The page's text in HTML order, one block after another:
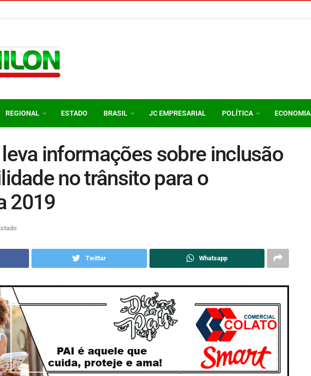
REGIONAL ESTADO BRASIL JC EMPRESARIAL POLÍTICA ECONOMIA
leva informações sobre inclusão
no trânsito para o
2019
Twittar Whatsapp